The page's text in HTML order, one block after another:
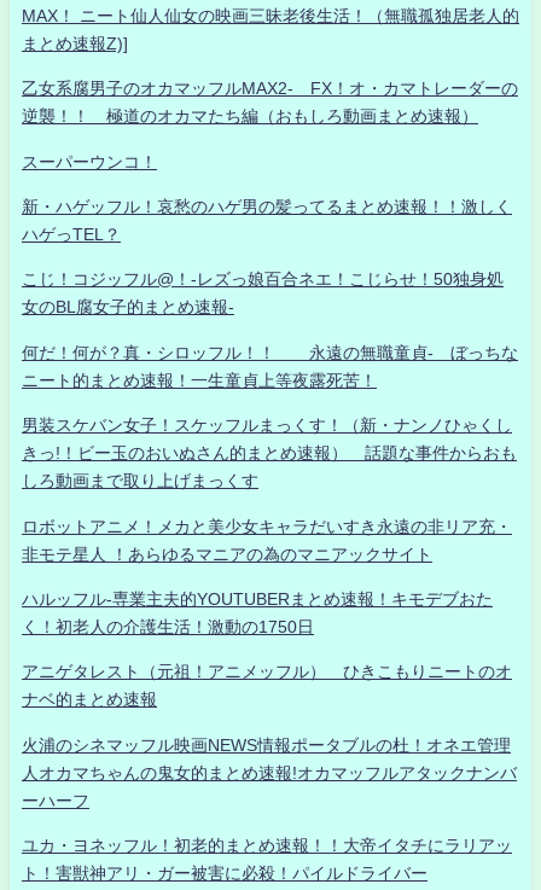
MAX！ ニート仙人仙女の映画三昧老後生活！（無職孤独居老人的
まとめ速報Z)]
乙女系腐男子のオカマッフルMAX2- FX！オ・カマトレーダーの
逆襲！！ 極道のオカマたち編（おもしろ動画まとめ速報）
スーパーウンコ！
新・ハゲッフル！哀愁のハゲ男の髪ってるまとめ速報！！激しく
ハゲっTEL？
こじ！コジッフル@！-レズっ娘百合ネエ！こじらせ！50独身処
女のBL腐女子的まとめ速報-
何だ！何が？真・シロッフル！！ 永遠の無職童貞- ぼっちな
ニート的まとめ速報！一生童貞上等夜露死苦！
男装スケバン女子！スケッフルまっくす！（新・ナンノひゃくし
きっ!！ビー玉のおいぬさん的まとめ速報） 話題な事件からおも
しろ動画まで取り上げまっくす
ロボットアニメ！メカと美少女キャラだいすき永遠の非リア充・
非モテ星人 ！あらゆるマニアの為のマニアックサイト
ハルッフル-専業主夫的YOUTUBERまとめ速報！キモデブおた
く！初老人の介護生活！激動の1750日
アニゲタレスト（元祖！アニメッフル） ひきこもりニートのオ
ナベ的まとめ速報
火浦のシネマッフル映画NEWS情報ポータブルの杜！オネエ管理
人オカマちゃんの鬼女的まとめ速報!オカマッフルアタックナンバ
ーハーフ
ユカ・ヨネッフル！初老的まとめ速報！！大帝イタチにラリアッ
ト！害獣神アリ・ガー被害に必殺！パイルドライバー